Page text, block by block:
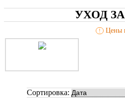
УХОД
! Цены
Сортировка: